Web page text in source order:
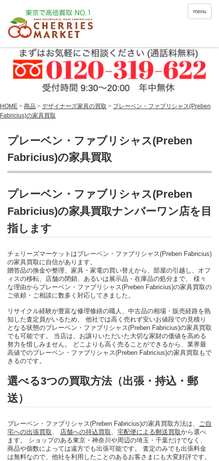
menu
HOME > 商品 > デザイナーズ家具の買取 > プレーベン・ファブリシャス(Preben
Fabricius)の家具買取
プレーベン・ファブリシャス(Preben
Fabricius)の家具買取
プレーベン・ファブリシャス(Preben
Fabricius)の家具買取ナンバーワン店を目
指します
チェリーズマーケットはプレーベン・ファブリシャス(Preben Fabricius)
の家具買取に自信があります。
贈答品の換金や整理、家具・家電の買い替えから、部屋の引越し、オフ
ィスの移転、店舗の閉鎖、あるいは展示品・在庫品の処分まで、 様々
な理由からプレーベン・ファブリシャス(Preben Fabricius)の家具買取の
ご依頼・ご相談に数多く対応してきました。
リサイクル経験が豊富な修理修繕の職人、中古品の相場・販売経路を熟
知した査定員がいるため、 他社では高く売れず安いお値段での見積り
となる状態のプレーベン・ファブリシャス(Preben Fabricius)の家具買取
でも可能です。 当店は、お譲りいただいた大切な家財の価値を高める
努力を惜しみません。 どこよりも高く売ることができるから、業界最
高値でのプレーベン・ファブリシャス(Preben Fabricius)の家具買取もで
きるのです。
選べる3つの買取方法（出張・持込・郵
送）
プレーベン・ファブリシャス(Preben Fabricius)の家具買取方法は、
ご自
宅への出張買取
店舗への持込買取 宅配便による郵送買取から選べ
ます。 ショップのある東京・神奈川や周辺の埼玉・千葉だけでなく、
商品や個数によっては遠方でも出張可能です。 査定のみでも出張料金
は無料なので、他社を利用したことのあるお客さまにも大変好評です。